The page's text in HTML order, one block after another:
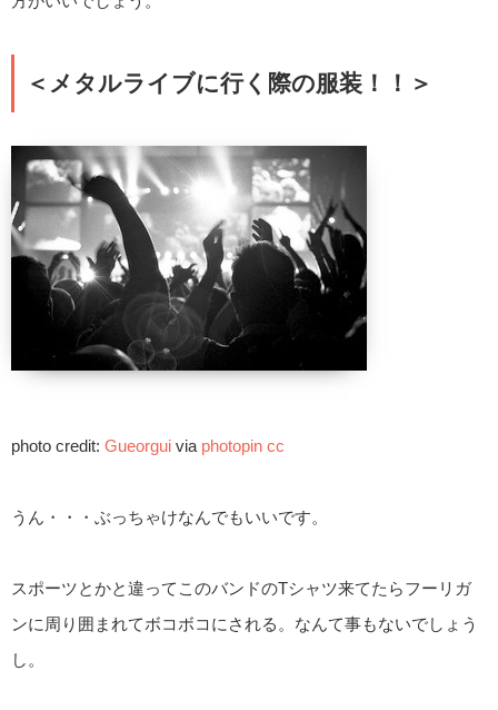
＜メタルライブに行く際の服装！！＞
photo credit: Gueоrgui via photopin cc
うん・・・ぶっちゃけなんでもいいです。
スポーツとかと違ってこのバンドのTシャツ来てたらフーリガ
ンに周り囲まれてボコボコにされる。なんて事もないでしょう
し。